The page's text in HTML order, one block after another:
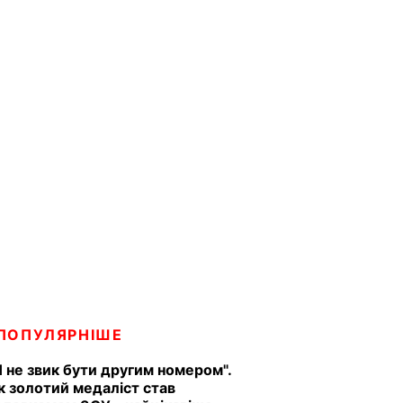
не звик бути другим номером".
золотий медаліст став